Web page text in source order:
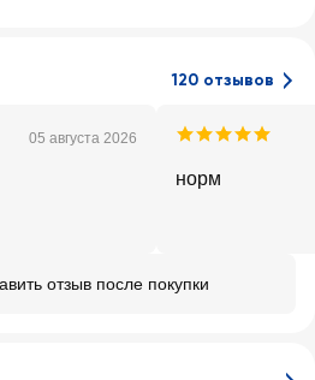
120 отзывов
05 августа 2026
норм
отзыв после покупки